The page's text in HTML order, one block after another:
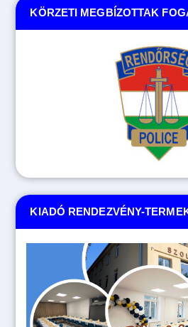
KIADÓ RENDEZVÉNY-
KÖRZETI MEGBÍZOTTAK